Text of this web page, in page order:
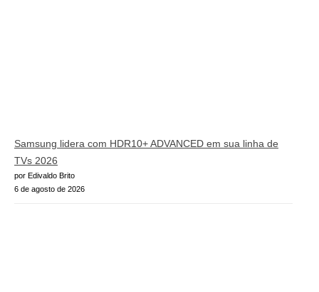
Samsung lidera com HDR10+ ADVANCED em sua linha de
TVs 2026
por Edivaldo Brito
6 de agosto de 2026